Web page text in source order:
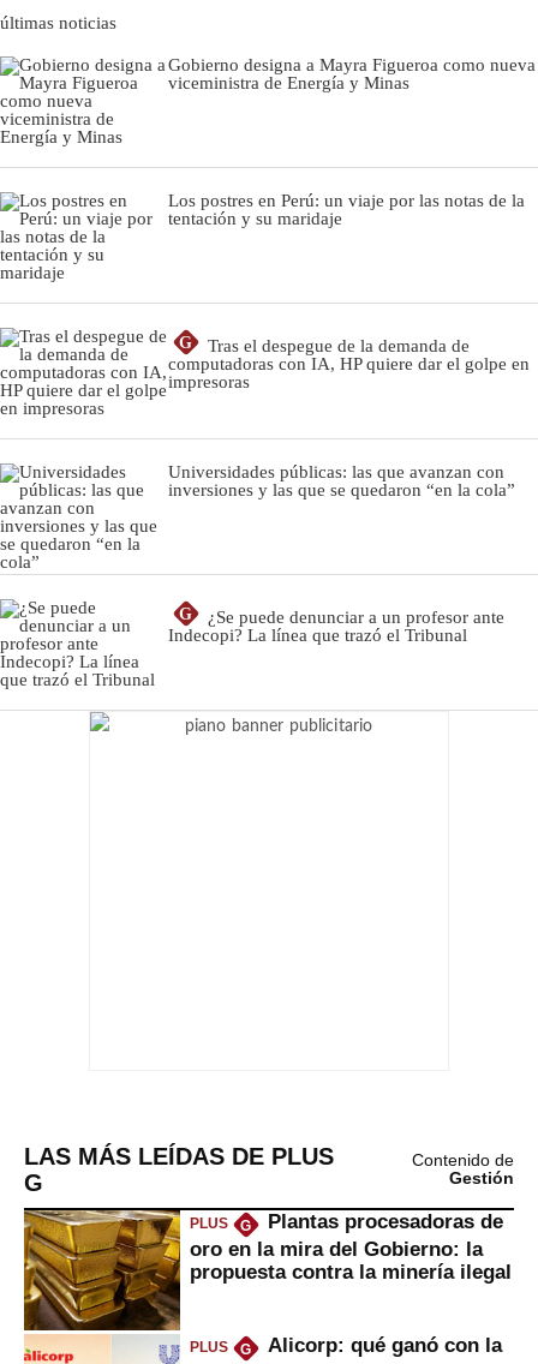
últimas noticias
Gobierno designa a Mayra Figueroa como nueva
viceministra de Energía y Minas
Los postres en Perú: un viaje por las notas de la
tentación y su maridaje
G
Tras el despegue de la demanda de
computadoras con IA, HP quiere dar el golpe en
impresoras
Universidades públicas: las que avanzan con
inversiones y las que se quedaron “en la cola”
G
¿Se puede denunciar a un profesor ante
Indecopi? La línea que trazó el Tribunal
LAS MÁS LEÍDAS DE PLUS
G
Contenido de
Gestión
PLUS G
Plantas procesadoras de
oro en la mira del Gobierno: la
propuesta contra la minería ilegal
PLUS G
Alicorp: qué ganó con la